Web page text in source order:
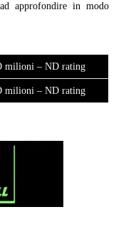
approfondire in modo
milioni – ND rating
milioni – ND rating